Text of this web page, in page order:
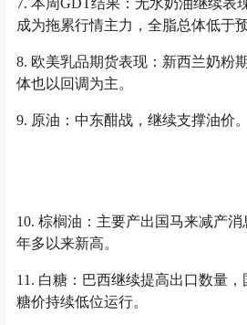
成为拖累行情主力，全脂总体低于预
8. 欧美乳品期货表现：新西兰奶粉
体也以回调为主。
9. 原油：中东酣战，继续支撑油价。
10. 棕榈油：主要产出国马来减产
年多以来新高。
11. 白糖：巴西继续提高出口数量，
糖价持续低位运行。